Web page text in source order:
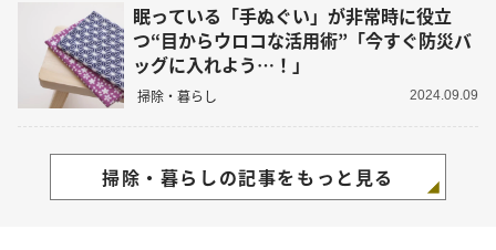
眠っている「手ぬぐい」が非常時に役立
つ“目からウロコな活用術”「今すぐ防災バ
ッグに入れよう…！」
掃除・暮らし 2024.09.09
掃除・暮らしの記事をもっと見る